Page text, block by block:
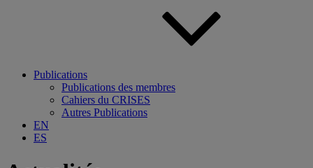
Publications
Publications des membres
Cahiers du CRISES
Autres Publications
EN
ES